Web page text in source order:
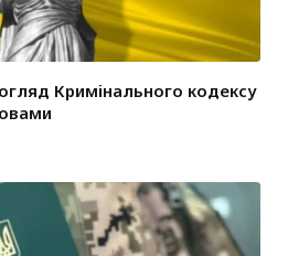
Кримінального кодексу